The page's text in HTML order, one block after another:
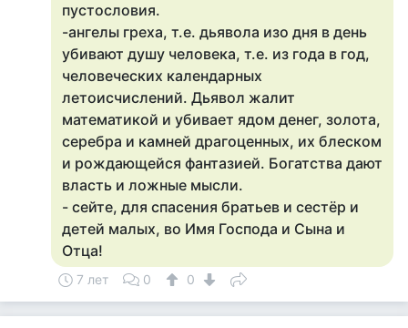
пустословия.
-ангелы греха, т.е. дьявола изо дня в день
убивают душу человека, т.е. из года в год,
человеческих календарных
летоисчислений. Дьявол жалит
математикой и убивает ядом денег, золота,
серебра и камней драгоценных, их блеском
и рождающейся фантазией. Богатства дают
власть и ложные мысли.
- сейте, для спасения братьев и сестёр и
детей малых, во Имя Господа и Сына и
Отца!
7 лет 0 0